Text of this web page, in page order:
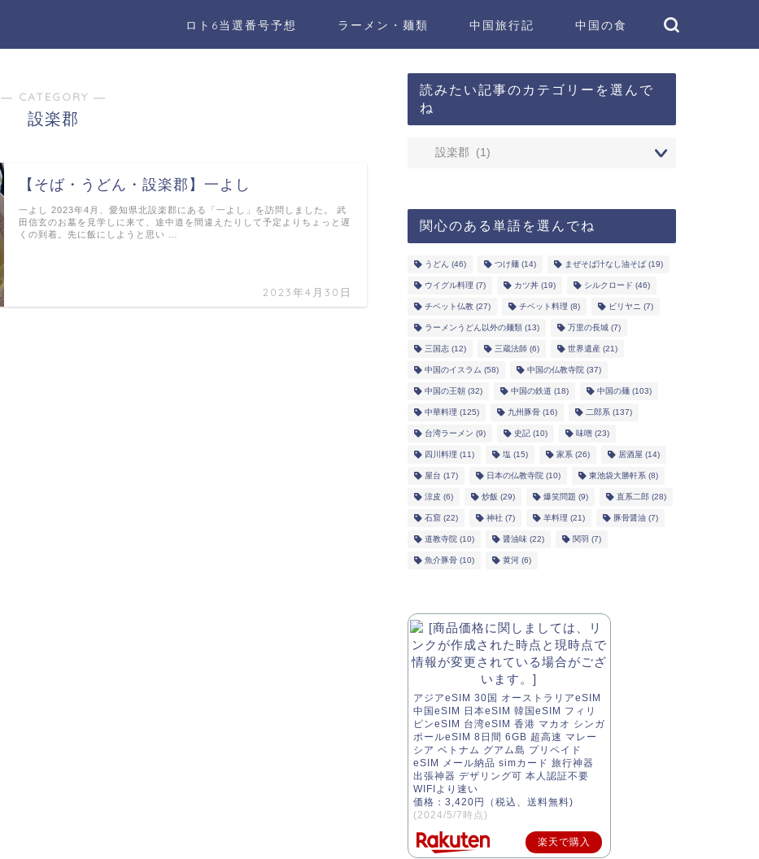
ロト6当選番号予想 ラーメン・麺類 中国旅行記 中国の食
― CATEGORY ―
設楽郡
【そば・うどん・設楽郡】一よし
2023年4月30日
一よし 2023年4月、愛知県北設楽郡にある「一よし」を訪問しました。 武
田信玄のお墓を見学しに来て、途中道を間違えたりして予定よりちょっと遅
くの到着。先に飯にしようと思い …
読みたい記事のカテゴリーを選んで
ね
関心のある単語を選んでね
うどん (46) つけ麺(14) まぜそば汁なし油そば(19)
ウイグル料理 (7) カツ丼(19) シルクロード (46)
チベット仏教(27) チベット料理 (8) ビリヤニ (7)
ラーメンうどん以外の麺類(13) 万里の長城(7)
三国志(12) 三蔵法師 (6) 世界遺産(21)
中国のイスラム (58) 中国の仏教寺院(37)
中国の王朝 (32) 中国の鉄道 (18) 中国の麺(103)
中華料理 (125) 九州豚骨(16) 二郎系 (137)
台湾ラーメン (9) 史記(10) 味噌(23)
四川料理 (11) 塩 (15) 家系 (26) 居酒屋 (14)
屋台 (17) 日本の仏教寺院(10) 東池袋大勝軒系 (8)
涼皮 (6) 炒飯 (29) 爆笑問題 (9) 直系二郎(28)
石窟(22) 神社(7) 羊料理 (21) 豚骨醤油(7)
道教寺院(10) 醤油味(22) 関羽 (7)
魚介豚骨(10) 黄河(6)
アジアeSIM 30国 オーストラリアeSIM
中国eSIM 日本eSIM 韓国eSIM フィリ
ピンeSIM 台湾eSIM 香港 マカオ シンガ
ポールeSIM 8日間 6GB 超高速 マレー
シア ベトナム グアム島 プリペイド
eSIM メール納品 simカード 旅行神器
出張神器 デザリング可 本人認証不要
WIFIより速い
価格：3,420円（税込、送料無料)
(2024/5/7時点)
楽天で購入